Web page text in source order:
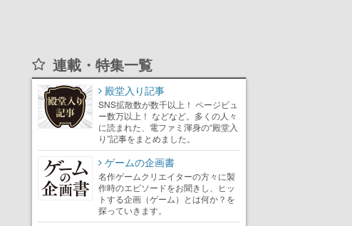
連載・特集一覧
殿堂入り記事
SNS拡散数が数千以上！ ページビュ
ー数万以上！ などなど。多くの人々
に読まれた、電ファミ渾身の“殿堂入
り”記事をまとめました。
ゲームの企画書
名作ゲームクリエイターの方々に製
作時のエピソードをお聞きし、ヒッ
トする企画（ゲーム）とは何か？を
探っていきます。